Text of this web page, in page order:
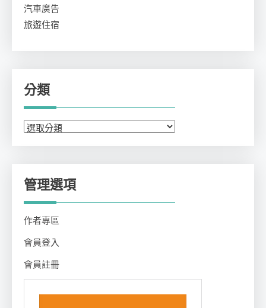
汽車廣告
旅遊住宿
分類
分
管理選項
作者專區
會員登入
會員註冊